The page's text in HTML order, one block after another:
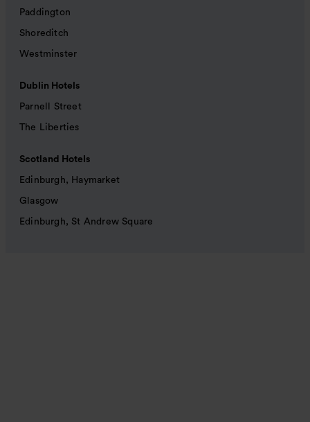
Paddington
Shoreditch
Westminster
Dublin Hotels
Parnell Street
The Liberties
Scotland Hotels
Edinburgh, Haymarket
Glasgow
Edinburgh, St Andrew Square